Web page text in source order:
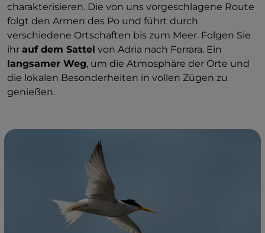
charakterisieren. Die von uns vorgeschlagene Route
folgt den Armen des Po und führt durch
verschiedene Ortschaften bis zum Meer. Folgen Sie
ihr auf dem Sattel von Adria nach Ferrara. Ein
langsamer Weg, um die Atmosphäre der Orte und
die lokalen Besonderheiten in vollen Zügen zu
genießen.